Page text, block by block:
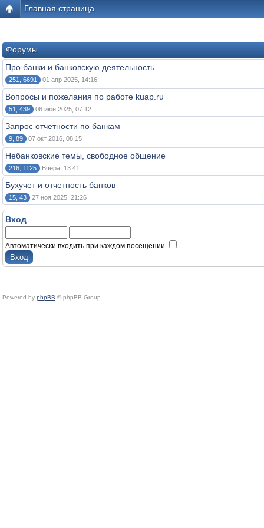
Главная страница
Форумы
Про банки и банковскую деятельность
251, 6691 01 апр 2025, 14:16
Вопросы и пожелания по работе kuap.ru
51, 439 06 июн 2025, 07:12
Запрос отчетности по банкам
9, 89 07 окт 2016, 08:15
Небанковские темы, свободное общение
216, 1125 Вчера, 13:41
Бухучет и отчетность банков
15, 43 27 ноя 2025, 21:26
Вход
Автоматически входить при каждом посещении
Powered by phpBB © phpBB Group.